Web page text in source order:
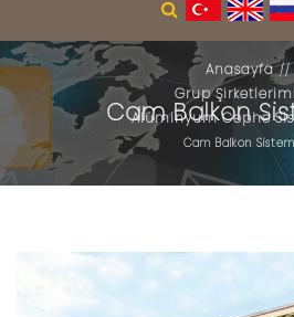
Cam Balkon
Anasayfa
Grup
Alüminyum Cephe
Cam Balkon